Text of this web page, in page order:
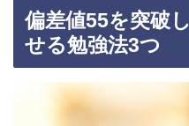
偏差値55を突破
せる勉強法3つ